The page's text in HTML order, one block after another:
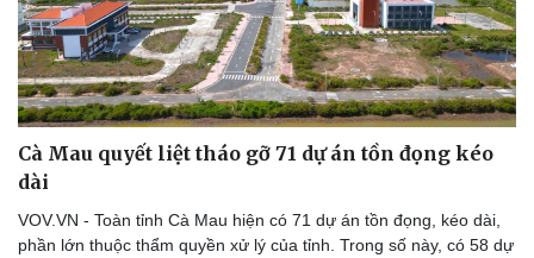
Cà Mau quyết liệt tháo gỡ 71 dự án tồn đọng kéo
dài
VOV.VN - Toàn tỉnh Cà Mau hiện có 71 dự án tồn đọng, kéo dài,
phần lớn thuộc thẩm quyền xử lý của tỉnh. Trong số này, có 58 dự